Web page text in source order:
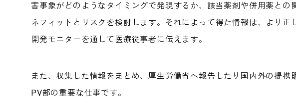
害事象がどのようなタイミングで発現するか、該当薬剤や併用薬と
ネフィットとリスクを検討します。それによって得た情報は、より正
開発モニターを通して医療従事者に伝えます。
また、収集した情報をまとめ、厚生労働省へ報告したり国内外の提携
PV部の重要な仕事です。